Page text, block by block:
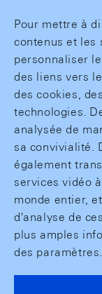
Pour mettre à
contenus et les
personnaliser
des liens vers
des cookies,
technologies.
analysée de
sa convivialité.
également
services vidéo
monde entier,
d'analyse de
plus amples
des paramètres.